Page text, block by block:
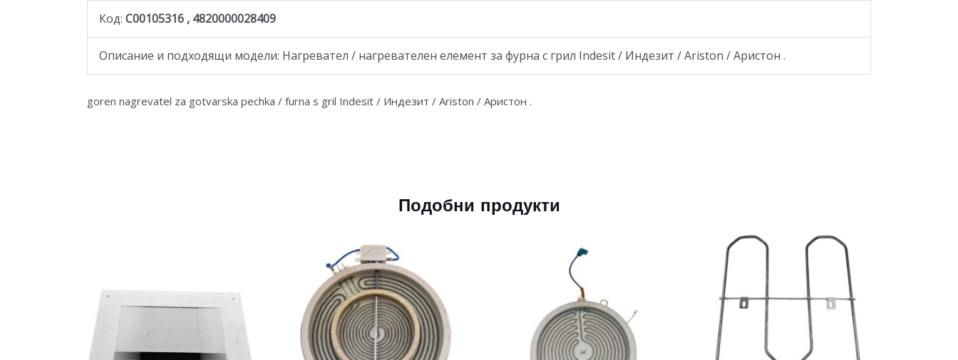
Код: C00105316 , 4820000028409
Описание и подходящи модели: Нагревател / нагревателен елемент за фурна с грил Indesit / Индезит / Ariston / Аристон .
goren nagrevatel za gotvarska pechka / furna s gril Indesit / Индезит / Ariston / Аристон .
Подобни продукти